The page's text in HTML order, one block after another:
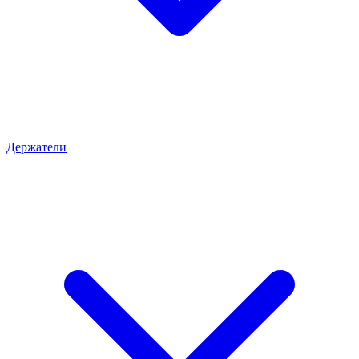
Держатели